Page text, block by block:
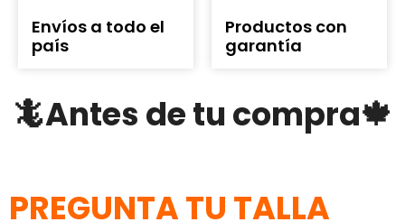
Envíos a todo el
país
Productos con
garantía
🦎Antes de tu compra🍁
PREGUNTA TU TALLA